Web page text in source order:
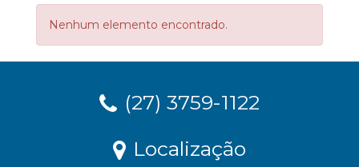
Nenhum elemento encontrado.
(27) 3759-1122
Localização